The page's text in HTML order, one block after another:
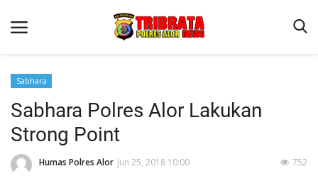
Beranda
Terms & Conditions
Reskrim
Sabhara
Sabhara Polres Alor Lakukan
Strong Point
Humas Polres Alor Jun 25, 2018 10:00 752